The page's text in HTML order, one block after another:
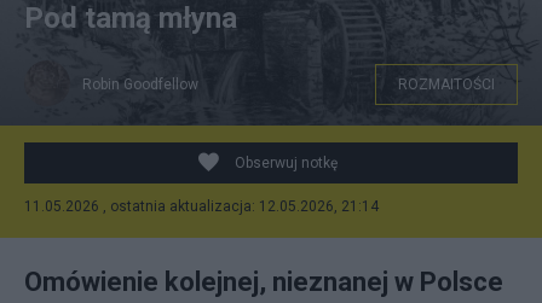
Pod tamą młyna
Robin Goodfellow ROZMAITOŚCI
Obserwuj notkę
11.05.2026 , ostatnia aktualizacja: 12.05.2026, 21:14
Omówienie kolejnej, nieznanej w Polsce